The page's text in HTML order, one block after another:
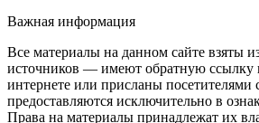
Важная информация
Все материалы на данном сайте взяты
источников — имеют обратную ссылку
интернете или присланы посетителями
предоставляются исключительно в
Права на материалы принадлежат их